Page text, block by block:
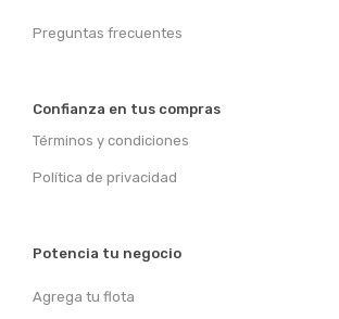
Preguntas frecuentes
Confianza en tus compras
Términos y condiciones
Política de privacidad
Potencia tu negocio
Agrega tu flota